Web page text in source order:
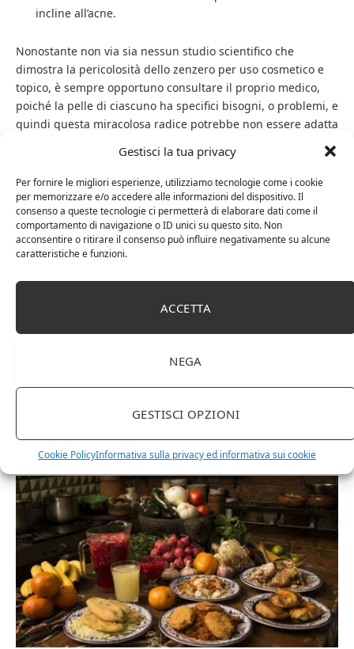
Gestisci la tua privacy
Per fornire le migliori esperienze, utilizziamo tecnologie come i cookie
per memorizzare e/o accedere alle informazioni del dispositivo. Il
consenso a queste tecnologie ci permetterà di elaborare dati come il
comportamento di navigazione o ID unici su questo sito. Non
acconsentire o ritirare il consenso può influire negativamente su alcune
caratteristiche e funzioni.
ACCETTA
NEGA
GESTISCI OPZIONI
Cookie PolicyInformativa sulla privacy ed informativa sui cookie
incline all’acne.
Nonostante non via sia nessun studio scientifico che
dimostra la pericolosità dello zenzero per uso cosmetico e
topico, è sempre opportuno consultare il proprio medico,
poiché la pelle di ciascuno ha specifici bisogni, o problemi, e
quindi questa miracolosa radice potrebbe non essere adatta
Dunque via libera al fai da te, ma con la consapevolezza che
il consiglio di un esperto può sempre essere utile e
rassicurante.
Olio olio essenziale
FacebookTwitter Pinterest LinkedInTumblr Email
RELATEDPOSTS